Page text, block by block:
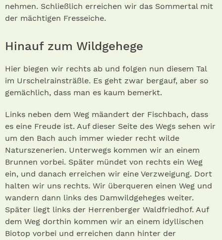
nehmen. Schließlich erreichen wir das Sommertal mit
der mächtigen Fresseiche.
Hinauf zum Wildgehege
Hier biegen wir rechts ab und folgen nun diesem Tal
im Urschelrainsträßle. Es geht zwar bergauf, aber so
gemächlich, dass man es kaum bemerkt.
Links neben dem Weg mäandert der Fischbach, dass
es eine Freude ist. Auf dieser Seite des Wegs sehen wir
um den Bach auch immer wieder recht wilde
Naturszenerien. Unterwegs kommen wir an einem
Brunnen vorbei. Später mündet von rechts ein Weg
ein, und danach erreichen wir eine Verzweigung. Dort
halten wir uns rechts. Wir überqueren einen Weg und
wandern dann links des Damwildgeheges weiter.
Später liegt links der Herrenberger Waldfriedhof. Auf
dem Weg dorthin kommen wir an einem idyllischen
Biotop vorbei und erreichen dann hinter der